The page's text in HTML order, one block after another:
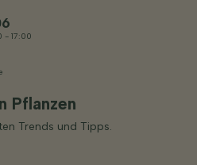
- 17:00
Pflanzen
Trends und Tipps.